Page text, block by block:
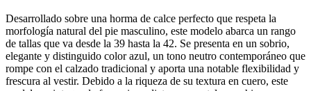
Desarrollado sobre una horma de calce perfecto que respeta la
morfología natural del pie masculino, este modelo abarca un rango
de tallas que va desde la 39 hasta la 42. Se presenta en un sobrio,
elegante y distinguido color azul, un tono neutro contemporáneo que
rompe con el calzado tradicional y aporta una notable flexibilidad y
frescura al vestir. Debido a la riqueza de su textura en cuero, este